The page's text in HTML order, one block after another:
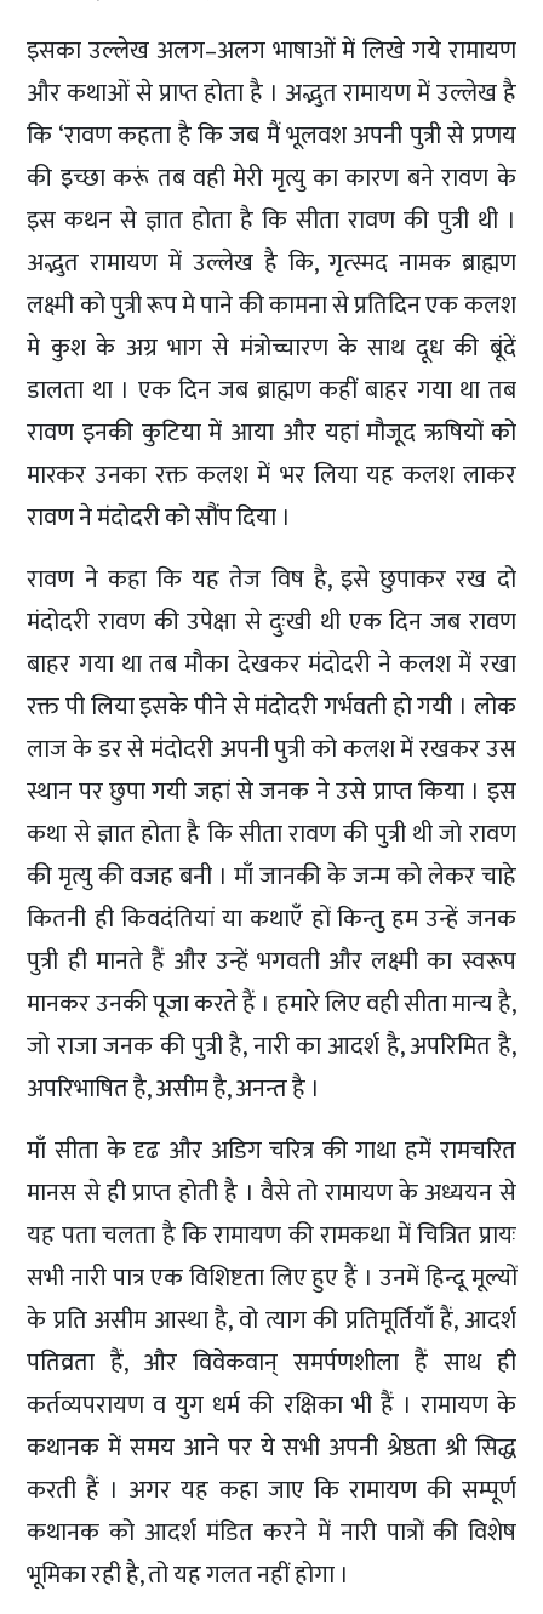
इसका उल्लेख अलग–अलग भाषाओं में लिखे गये रामायण
और कथाओं से प्राप्त होता है । अद्भुत रामायण में उल्लेख है
कि ‘रावण कहता है कि जब मैं भूलवश अपनी पुत्री से प्रणय
की इच्छा करूं तब वही मेरी मृत्यु का कारण बने रावण के
इस कथन से ज्ञात होता है कि सीता रावण की पुत्री थी ।
अद्भुत रामायण में उल्लेख है कि, गृत्स्मद नामक ब्राह्मण
लक्ष्मी को पुत्री रूप मे पाने की कामना से प्रतिदिन एक कलश
मे कुश के अग्र भाग से मंत्रोच्चारण के साथ दूध की बूंदें
डालता था । एक दिन जब ब्राह्मण कहीं बाहर गया था तब
रावण इनकी कुटिया में आया और यहां मौजूद ऋषियों को
मारकर उनका रक्त कलश में भर लिया यह कलश लाकर
रावण ने मंदोदरी को सौंप दिया ।
रावण ने कहा कि यह तेज विष है, इसे छुपाकर रख दो
मंदोदरी रावण की उपेक्षा से दुःखी थी एक दिन जब रावण
बाहर गया था तब मौका देखकर मंदोदरी ने कलश में रखा
रक्त पी लिया इसके पीने से मंदोदरी गर्भवती हो गयी । लोक
लाज के डर से मंदोदरी अपनी पुत्री को कलश में रखकर उस
स्थान पर छुपा गयी जहां से जनक ने उसे प्राप्त किया । इस
कथा से ज्ञात होता है कि सीता रावण की पुत्री थी जो रावण
की मृत्यु की वजह बनी । माँ जानकी के जन्म को लेकर चाहे
कितनी ही किवदंतियां या कथाएँ हों किन्तु हम उन्हें जनक
पुत्री ही मानते हैं और उन्हें भगवती और लक्ष्मी का स्वरूप
मानकर उनकी पूजा करते हैं । हमारे लिए वही सीता मान्य है,
जो राजा जनक की पुत्री है, नारी का आदर्श है, अपरिमित है,
अपरिभाषित है, असीम है, अनन्त है ।
माँ सीता के दृढ और अडिग चरित्र की गाथा हमें रामचरित
मानस से ही प्राप्त होती है । वैसे तो रामायण के अध्ययन से
यह पता चलता है कि रामायण की रामकथा में चित्रित प्रायः
सभी नारी पात्र एक विशिष्टता लिए हुए हैं । उनमें हिन्दू मूल्यों
के प्रति असीम आस्था है, वो त्याग की प्रतिमूर्तियाँ हैं, आदर्श
पतिव्रता हैं, और विवेकवान् समर्पणशीला हैं साथ ही
कर्तव्यपरायण व युग धर्म की रक्षिका भी हैं । रामायण के
कथानक में समय आने पर ये सभी अपनी श्रेष्ठता श्री सिद्ध
करती हैं । अगर यह कहा जाए कि रामायण की सम्पूर्ण
कथानक को आदर्श मंडित करने में नारी पात्रों की विशेष
भूमिका रही है, तो यह गलत नहीं होगा ।